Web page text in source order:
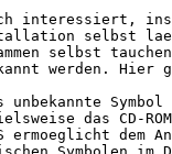
interessiert,
selbst
selbst tauchen
werden. Hier
Symbol
das CD-
dem